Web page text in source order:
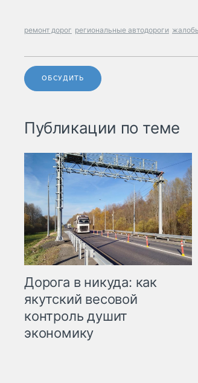
ремонт дорог региональные автодороги
ОБСУДИТЬ
Публикации по теме
Дорога в никуда: как
якутский весовой
контроль душит
экономику